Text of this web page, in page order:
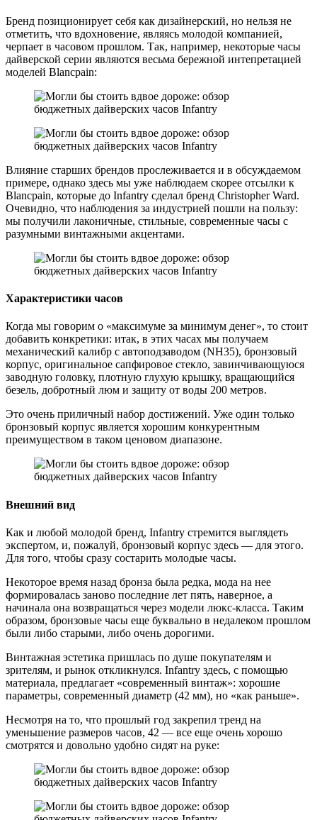
Бренд позиционирует себя как дизайнерский, но нельзя не
отметить, что вдохновение, являясь молодой компанией,
черпает в часовом прошлом. Так, например, некоторые часы
дайверской серии являются весьма бережной интепретацией
моделей Blancpain:
Влияние старших брендов прослеживается и в обсуждаемом
примере, однако здесь мы уже наблюдаем скорее отсылки к
Blancpain, которые до Infantry сделал бренд Сhristopher Ward.
Очевидно, что наблюдения за индустрией пошли на пользу:
мы получили лаконичные, стильные, современные часы с
разумными винтажными акцентами.
Характеристики часов
Когда мы говорим о «максимуме за минимум денег», то стоит
добавить конкретики: итак, в этих часах мы получаем
механический калибр с автоподзаводом (NH35), бронзовый
корпус, оригинальное сапфировое стекло, завинчивающуюся
заводную головку, плотную глухую крышку, вращающийся
безель, добротный люм и защиту от воды 200 метров.
Это очень приличный набор достижений. Уже один только
бронзовый корпус является хорошим конкурентным
преимуществом в таком ценовом диапазоне.
Внешний вид
Как и любой молодой бренд, Infantry стремится выглядеть
экспертом, и, пожалуй, бронзовый корпус здесь — для этого.
Для того, чтобы сразу состарить молодые часы.
Некоторое время назад бронза была редка, мода на нее
формировалась заново последние лет пять, наверное, а
начинала она возвращаться через модели люкс-класса. Таким
образом, бронзовые часы еще буквально в недалеком прошлом
были либо старыми, либо очень дорогими.
Винтажная эстетика пришлась по душе покупателям и
зрителям, и рынок откликнулся. Infantry здесь, с помощью
материала, предлагает «современный винтаж»: хорошие
параметры, современный диаметр (42 мм), но «как раньше».
Несмотря на то, что прошлый год закрепил тренд на
уменьшение размеров часов, 42 — все еще очень хорошо
смотрятся и довольно удобно сидят на руке: